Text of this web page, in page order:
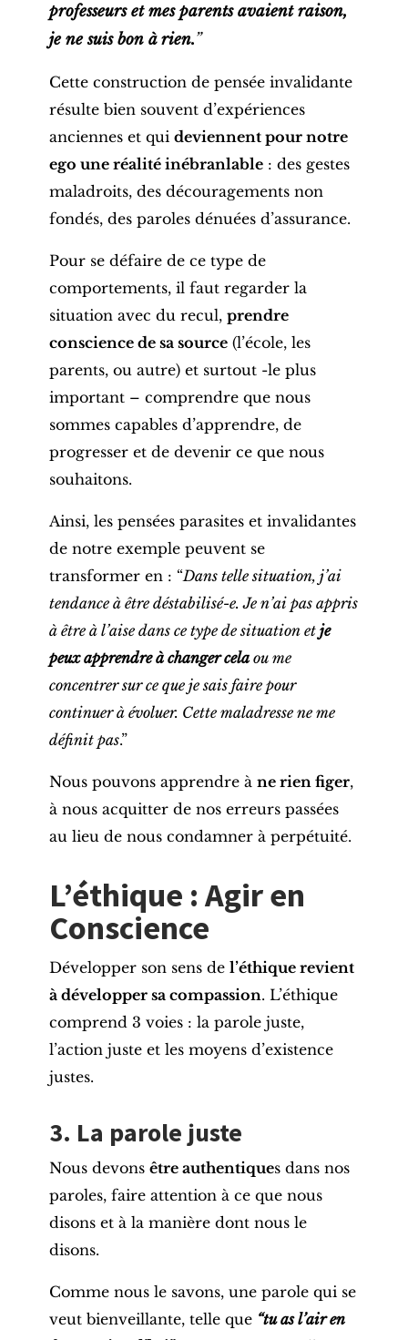
professeurs et mes parents avaient raison,
je ne suis bon à rien.”
Cette construction de pensée invalidante
résulte bien souvent d’expériences
anciennes et qui deviennent pour notre
ego une réalité inébranlable: des gestes
maladroits, des découragements non
fondés, des paroles dénuées d’assurance.
Pour se défaire de ce type de
comportements, il faut regarder la
situation avec du recul, prendre
conscience de sa source(l’école, les
parents, ou autre) et surtout -le plus
important – comprendre que nous
sommes capables d’apprendre, de
progresser et de devenir ce que nous
souhaitons.
Ainsi, les pensées parasites et invalidantes
de notre exemple peuvent se
transformer en : “Dans telle situation, j’ai
tendance à être déstabilisé-e. Je n’ai pas appris
à être à l’aise dans ce type de situation etje
peux apprendre à changer celaou me
concentrer sur ce que je sais faire pour
continuer à évoluer. Cette maladresse ne me
définit pas.”
Nous pouvons apprendre à ne rien figer,
à nous acquitter de nos erreurs passées
au lieu de nous condamner à perpétuité.
L’éthique : Agir en
Conscience
Développer son sens de l’éthique revient
à développer sa compassion. L’éthique
comprend 3 voies : la parole juste,
l’action juste et les moyens d’existence
justes.
3. La parole juste
Nous devons être authentiques dans nos
paroles, faire attention à ce que nous
disons et à la manière dont nous le
disons.
Comme nous le savons, une parole qui se
veut bienveillante, telle que “tu as l’air en